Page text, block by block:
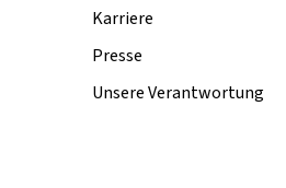
Karriere
Presse
Unsere Verantwortung